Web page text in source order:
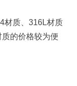
材质、316L材质
质的价格较为便